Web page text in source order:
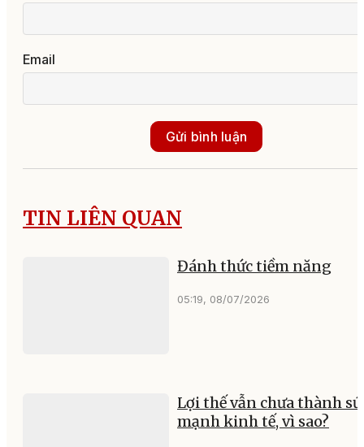
Email
Gửi bình luận
TIN LIÊN QUAN
Đánh thức tiềm năng
05:19, 08/07/2026
Lợi thế vẫn chưa thành
mạnh kinh tế, vì sao?